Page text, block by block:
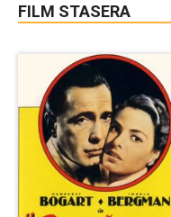
FILM STASERA